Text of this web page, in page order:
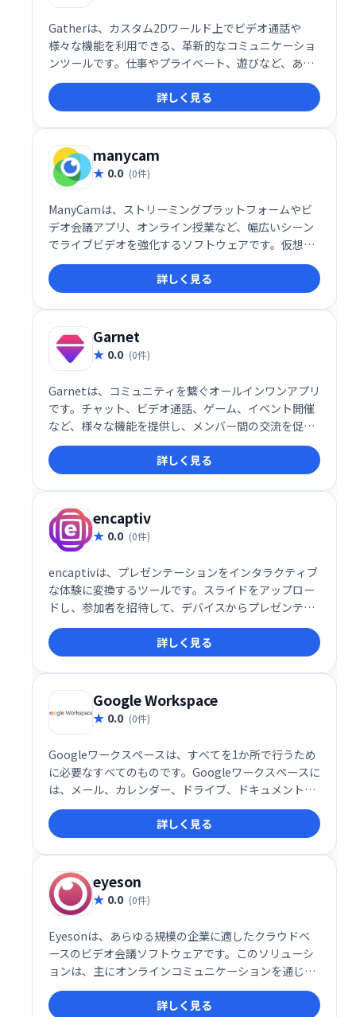
Gatherは、カスタム2Dワールド上でビデオ通話や
様々な機能を利用できる、革新的なコミュニケーショ
ンツールです。仕事やプライベート、遊びなど、あら
ゆるシーンで、より自然で楽しい集まりを実現しま
す。集まることをより自発的で魅力的なものに変え、
新たなコミュニケーション体験を提供します。
詳しく見る
manycam
0.0 (0件)
ManyCamは、ストリーミングプラットフォームやビ
デオ会議アプリ、オンライン授業など、幅広いシーン
でライブビデオを強化するソフトウェアです。仮想背
景やエフェクトの追加、複数のカメラ切り替えなどの
高度な機能を搭載し、ビデオ通話や配信をより魅力的
に演出します。プロフェッショナルから初心者まで使
いやすい設計で、様々な用途に対応可能です。
詳しく見る
Garnet
0.0 (0件)
Garnetは、コミュニティを繋ぐオールインワンアプリ
です。チャット、ビデオ通話、ゲーム、イベント開催
など、様々な機能を提供し、メンバー間の交流を促進
します。砕氷船機能なども搭載し、新たな出会いをサ
ポートします。未来をシンプルにする、次世代コミュ
ニティアプリです。
詳しく見る
encaptiv
0.0 (0件)
encaptivは、プレゼンテーションをインタラクティブ
な体験に変換するツールです。スライドをアップロー
ドし、参加者を招待して、デバイスからプレゼンテー
ションを操作できます。仮想、ハイブリッド、対面イ
ベントに対応し、オーディエンスのエンゲージメント
を高め、フィードバックを収集できます。同時セッシ
ョンの開催や視聴者参加状況の追跡も可能です。顧
客、ドナー、ファンの獲得を支援します。
詳しく見る
Google Workspace
0.0 (0件)
Googleワークスペースは、すべてを1か所で行うため
に必要なすべてのものです。Googleワークスペースに
は、メール、カレンダー、ドライブ、ドキュメント、
スプレッドシート、スライド、ミートなど、あなたが
知っていて大好きな生産性アプリがすべて含まれてい
ます。
詳しく見る
eyeson
0.0 (0件)
Eyesonは、あらゆる規模の企業に適したクラウドベ
ースのビデオ会議ソフトウェアです。このソリューシ
ョンは、主にオンラインコミュニケーションを通じて
業務を行うビジネスチームに適しています。
詳しく見る